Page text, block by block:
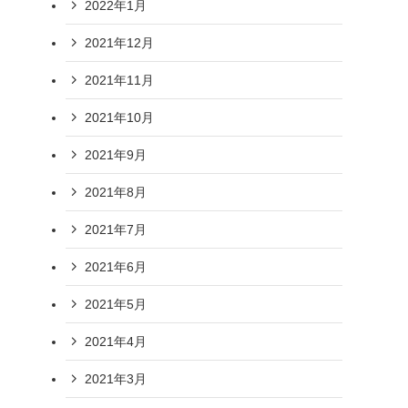
2022年1月
2021年12月
2021年11月
2021年10月
2021年9月
2021年8月
2021年7月
2021年6月
2021年5月
2021年4月
2021年3月